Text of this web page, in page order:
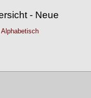
- Neue
Alphabetisch